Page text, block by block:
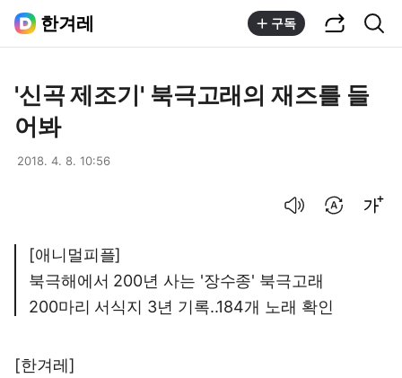
한겨레 구독
'신곡 제조기' 북극고래의 재즈를 들
어봐
2018. 4. 8. 10:56
[애니멀피플]
북극해에서 200년 사는 '장수종' 북극고래
200마리 서식지 3년 기록..184개 노래 확인
[한겨레]